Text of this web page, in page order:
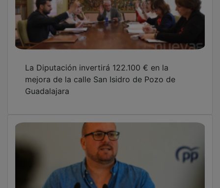
mejora de la calle San Isidro de Pozo de
Guadalajara